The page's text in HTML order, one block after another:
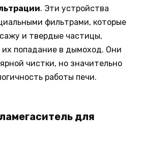
. Эти устройства
фильтрами, которые
и твердые частицы,
попадание в дымоход. Они
чистки, но значительно
работы печи.
для